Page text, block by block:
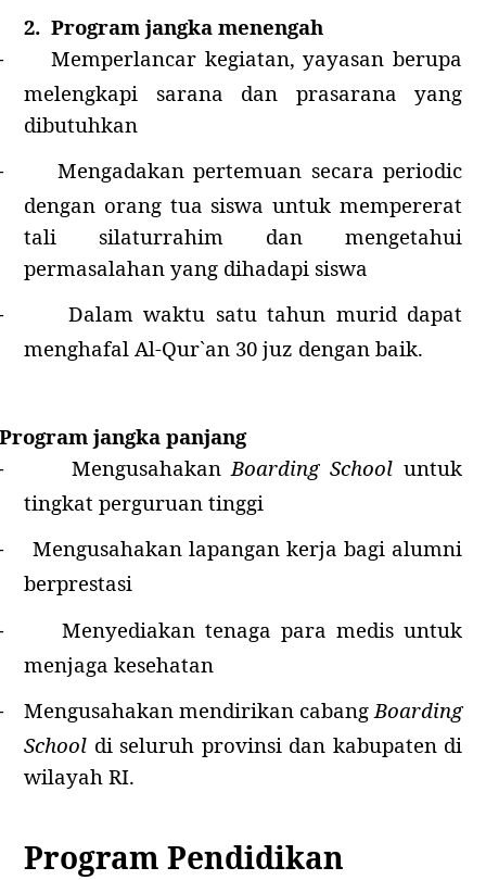
2. Program jangka menengah
Memperlancar kegiatan, yayasan berupa
melengkapi sarana dan prasarana yang
dibutuhkan
Mengadakan pertemuan secara periodic
dengan orang tua siswa untuk mempererat
tali silaturrahim dan mengetahui
permasalahan yang dihadapi siswa
Dalam waktu satu tahun murid dapat
menghafal Al-Qur`an 30 juz dengan baik.
Program jangka panjang
Mengusahakan Boarding Schooluntuk
tingkat perguruan tinggi
Mengusahakan lapangan kerja bagi alumni
berprestasi
Menyediakan tenaga para medis untuk
menjaga kesehatan
Mengusahakan mendirikan cabang Boarding
School di seluruh provinsi dan kabupaten di
wilayah RI.
Program Pendidikan